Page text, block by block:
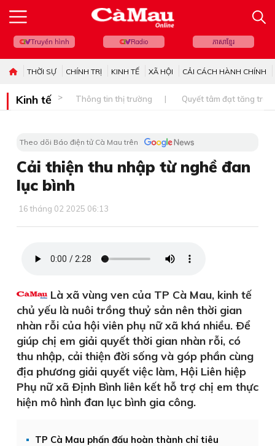
Truyền hình Radio ភាសាខ្មែរ
THỜI SỰ CHÍNH TRỊ KINH TẾ XÃ HỘI CẢI CÁCH HÀNH CHÍNH
Kinh tế Thông tin thị trường Quyết tâm đạt tăng
Theo dõi Báo điện tử Cà Mau trên
Cải thiện thu nhập từ nghề đan
lục bình
16 tháng 02 2025 06:13
Là xã vùng ven của TP Cà Mau, kinh tế
chủ yếu là nuôi trồng thuỷ sản nên thời gian
nhàn rỗi của hội viên phụ nữ xã khá nhiều. Ðể
giúp chị em giải quyết thời gian nhàn rỗi, có
thu nhập, cải thiện đời sống và góp phần cùng
địa phương giải quyết việc làm, Hội Liên hiệp
Phụ nữ xã Ðịnh Bình liên kết hỗ trợ chị em thực
hiện mô hình đan lục bình gia công.
TP Cà Mau phấn đấu hoàn thành chỉ tiêu